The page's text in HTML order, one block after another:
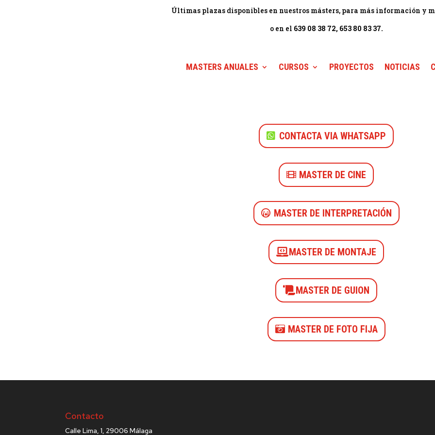
Últimas plazas disponibles en nuestros másters, para más información y
o en el 639 08 38 72, 653 80 83 37.
MASTERS ANUALES CURSOS PROYECTOS NOTICIAS
CONTACTA VIA WHATSAPP
MASTER DE CINE
MASTER DE INTERPRETACIÓN
MASTER DE MONTAJE
MASTER DE GUION
MASTER DE FOTO FIJA
Contacto
Calle Lima, 1, 29006 Málaga